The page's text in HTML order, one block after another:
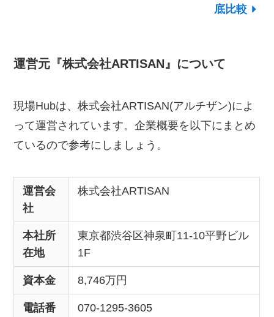
底比較
運営元『株式会社ARTISAN』について
現場Hubは、株式会社ARTISAN(アルチザン)によ
って運営されています。企業概要を以下にまとめ
ているので参考にしましょう。
運営会
社
株式会社ARTISAN
本社所
在地
東京都渋谷区神泉町11-10平野ビル
1F
資本金 8,746万円
電話番
070-1295-3605